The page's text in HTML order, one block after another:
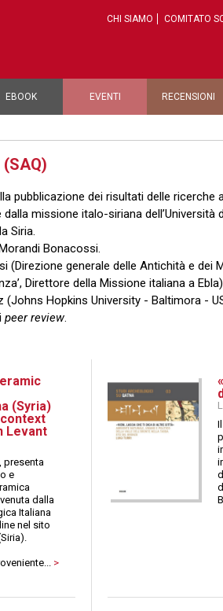
CHI SIAMO COMITATO
EBOOK EVENTI RECENSIONI
pubblicazione dei risultati delle ricerche
missione italo-siriana dell’Università
Siria.
Bonacossi.
(Direzione generale delle Antichità e dei
Direttore della Missione italiana a
(Johns Hopkins University - Baltimora -
peer review.
(Syria)
Levant
presenta
e
dalla
Italiana
nel sito
>